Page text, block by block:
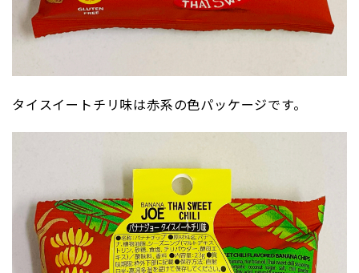
タイスイートチリ味は赤系の色パッケージです。